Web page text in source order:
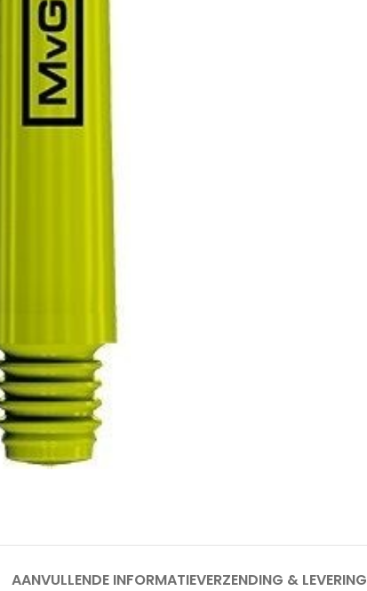
AANVULLENDE INFORMATIEVERZENDING & LEVERING